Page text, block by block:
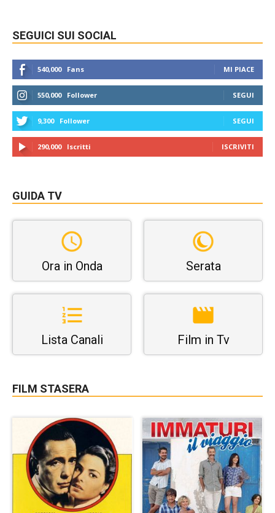
SEGUICI SUI SOCIAL
540,000 Fans MI PIACE
550,000 Follower SEGUI
9,300 Follower SEGUI
290,000 Iscritti ISCRIVITI
GUIDA TV
Ora in Onda Serata
Lista Canali Film in Tv
FILM STASERA